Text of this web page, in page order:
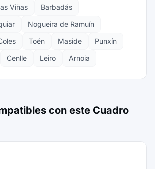
Viñas
Barbadás
Nogueira de Ramuín
Toén Maside
Punxín
Cenlle Leiro Arnoia
con este Cuadro